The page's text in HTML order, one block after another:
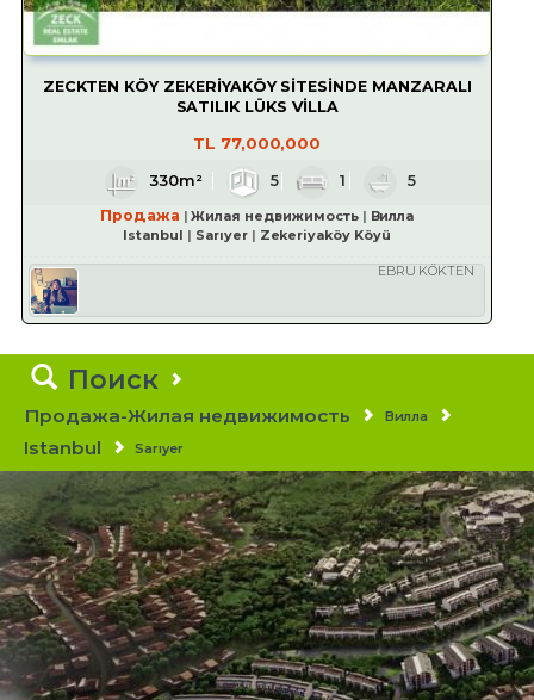
ZECKTEN KÖY ZEKERİYAKÖY SİTESİNDE MANZARALI
SATILIK LÜKS VİLLA
TL 77,000,000
330m² 5 1
5
Продажа
Жилая недвижимость
Вилла
Istanbul
Sarıyer Zekeriyaköy Köyü
EBRU KÖKTEN
Поиск
Продажа-Жилая недвижимость Вилла
Istanbul Sarıyer